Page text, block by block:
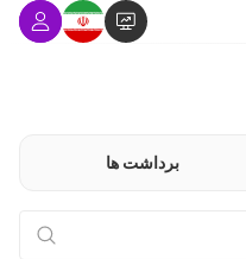
برداشت ها